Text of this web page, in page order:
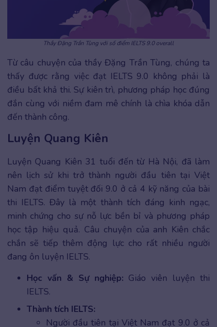
Thầy Đặng Trần Tùng với số điểm IELTS 9.0 overall
Từ câu chuyện của thầy Đặng Trần Tùng, chúng ta
thấy được rằng việc đạt IELTS 9.0 không phải là
điều bất khả thi. Sự kiên trì, phương pháp học đúng
đắn cùng với niềm đam mê chính là chìa khóa dẫn
đến thành công.
Luyện Quang Kiên
Luyện Quang Kiên 31 tuổi đến từ Hà Nội, đã làm
nên lịch sử khi trở thành người đầu tiên tại Việt
Nam đạt điểm tuyệt đối 9.0 ở cả 4 kỹ năng của bài
thi IELTS. Đây là một thành tích đáng kinh ngạc,
minh chứng cho sự nỗ lực bền bỉ và phương pháp
học tập hiệu quả. Câu chuyện của anh Kiên chắc
chắn sẽ tiếp thêm động lực cho rất nhiều người
đang ôn luyện IELTS.
Học vấn & Sự nghiệp: Giáo viên luyện thi
IELTS.
Thành tích IELTS:
Người đầu tiên tại Việt Nam đạt 9.0 ở cả